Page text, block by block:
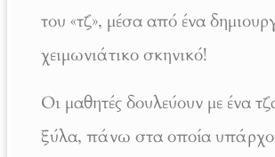
του «τζ», μέσα από ένα
χειμωνιάτικο σκηνικό!
Οι μαθητές δουλεύουν με ένα
ξύλα, πάνω στα οποία